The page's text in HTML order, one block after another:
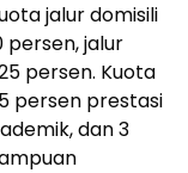
jalur domisili
persen, jalur
persen. Kuota
persen prestasi
dan 3